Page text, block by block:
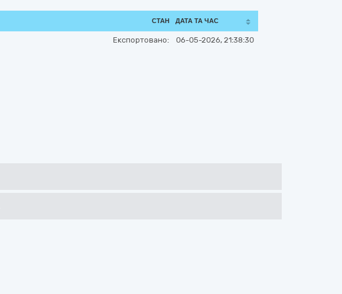
СТАН ДАТА ТА ЧАС
Експортовано: 06-05-2026, 21:38:30